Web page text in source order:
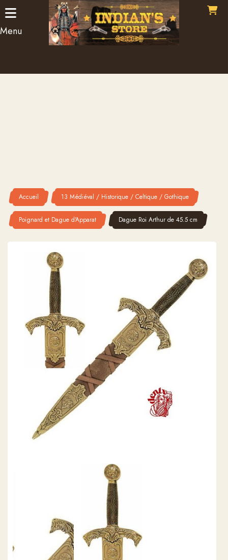
Menu
Accueil 13 Médiéval / Historique / Celtique / Gothique
Poignard et Dague d'Apparat Dague Roi Arthur de 45.5 cm
Panneau de gestion des cookies